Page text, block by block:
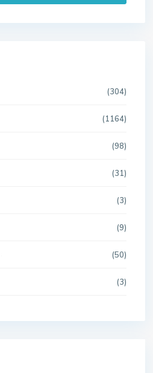
(304)
(1164)
(98)
(31)
(3)
(9)
(50)
(3)